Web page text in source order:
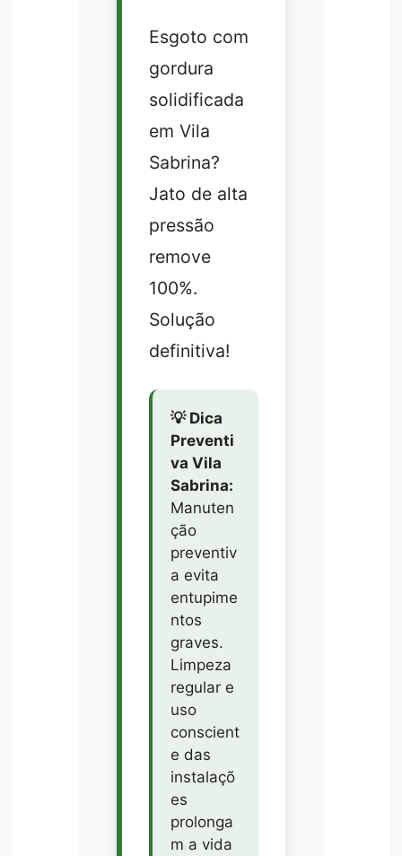
Esgoto com
gordura
solidificada
em Vila
Sabrina?
Jato de alta
pressão
remove
100%.
Solução
definitiva!
💡 Dica
Preventi
va Vila
Sabrina:
Manuten
ção
preventiv
a evita
entupime
ntos
graves.
Limpeza
regular e
uso
conscient
e das
instalaçõ
es
prolonga
m a vida